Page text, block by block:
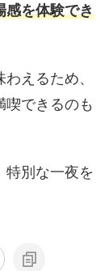
感を体験でき
えるため、
できるのも
特別な一夜を